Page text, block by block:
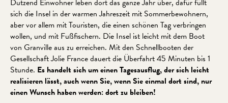
Dutzend Einwohner leben dort das ganze Jahr über, dafür füllt
sich die Insel in der warmen Jahreszeit mit Sommerbewohnern,
aber vor allem mit Touristen, die einen schönen Tag verbringen
wollen, und mit Fußfischern. Die Insel ist leicht mit dem Boot
von Granville aus zu erreichen. Mit den Schnellbooten der
Gesellschaft Jolie France dauert die Überfahrt 45 Minuten bis 1
Stunde. Es handelt sich um einen Tagesausflug, der sich leicht
realisieren lässt, auch wenn Sie, wenn Sie einmal dort sind, nur
einen Wunsch haben werden: dort zu bleiben!